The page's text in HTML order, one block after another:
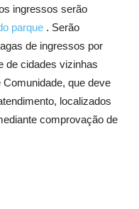
ingressos serão
parque . Serão
de ingressos por
de cidades vizinhas
que deve
localizados
comprovação de